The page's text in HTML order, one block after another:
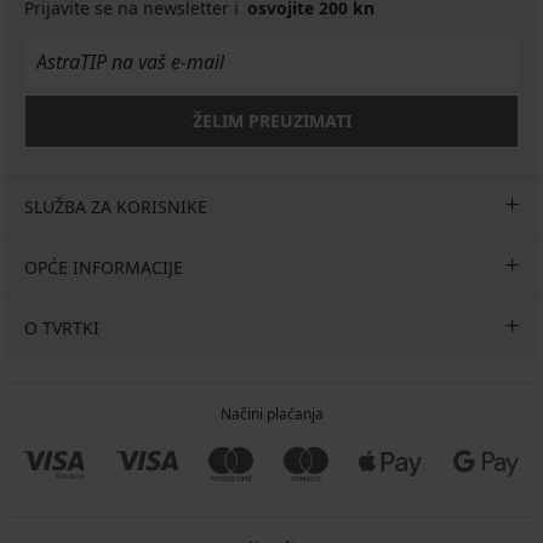
€€
€
€
€
Prijavite se na newsletter i osvojite 200 kn
ŽELIM PREUZIMATI
SLUŽBA ZA KORISNIKE
OPĆE INFORMACIJE
O TVRTKI
Načini plaćanja